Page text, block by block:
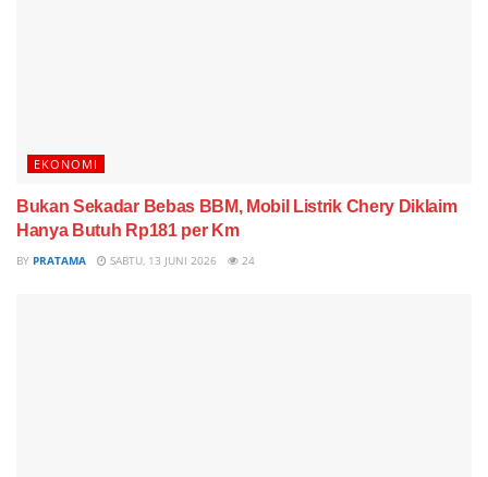
EKONOMI
Bukan Sekadar Bebas BBM, Mobil Listrik Chery Diklaim
Hanya Butuh Rp181 per Km
BY PRATAMA SABTU, 13 JUNI 2026 24